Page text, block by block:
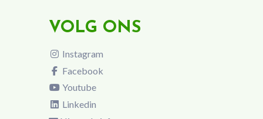
VOLG ONS
Instagram
Facebook
Youtube
Linkedin